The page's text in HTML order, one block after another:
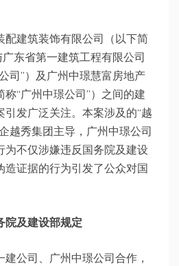
配建筑装饰有限公司（以下简
东省第一建筑工程有限公司
司”）及广州中璟慧富房地产
“广州中璟公司”）之间的建
发广泛关注。本案涉及的“越
越秀集团主导，广州中璟公司
为不仅涉嫌违反国务院及建设
造证据的行为引发了公众对国
院及建设部规定
公司、广州中璟公司合作，